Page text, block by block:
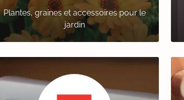
Plantes, graines et accessoires pour le
jardin